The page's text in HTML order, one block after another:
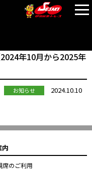
年10月から2025年
お知らせ 2024.10.10
内
席のご利用